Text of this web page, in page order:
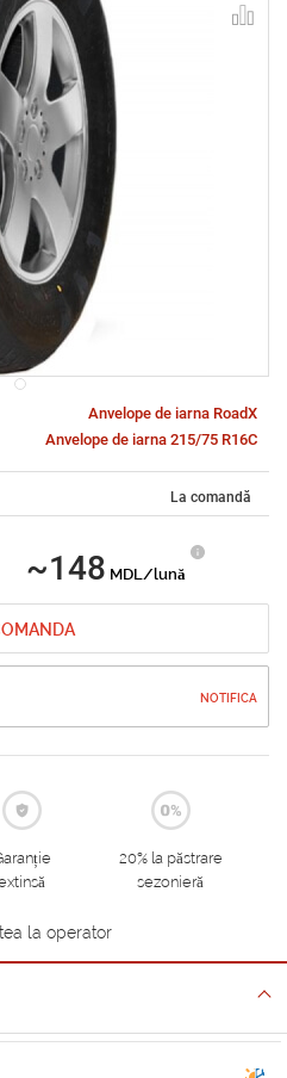
Anvelope de iarna RoadX
Anvelope de iarna 215/75 R16C
La comandă
~148 MDL/lună
NOTIFICA
20% la păstrare
sezonieră
la operator